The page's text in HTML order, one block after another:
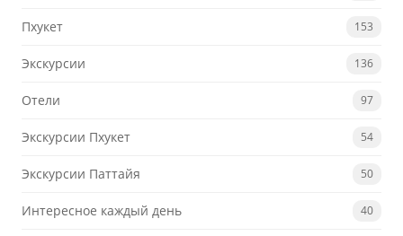
Пхукет 153
Экскурсии 136
Отели 97
Экскурсии Пхукет 54
Экскурсии Паттайя 50
Интересное каждый день 40